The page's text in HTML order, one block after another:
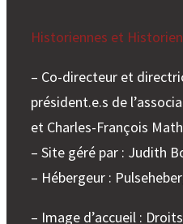
Historiennes et
– Co-directeur et
président.e.s de
et Charles-François
– Site géré par : Judith
– Hébergeur :
– Image d’accueil :